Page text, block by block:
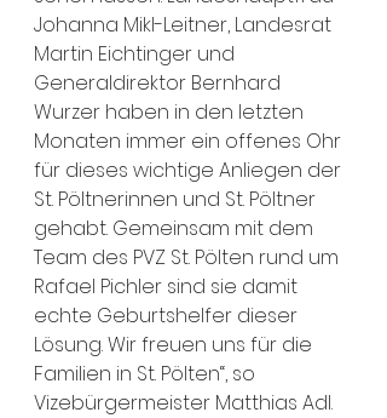
Johanna Mikl-Leitner, Landesrat
Martin Eichtinger und
Generaldirektor Bernhard
Wurzer haben in den letzten
Monaten immer ein offenes Ohr
für dieses wichtige Anliegen der
St. Pöltnerinnen und St. Pöltner
gehabt. Gemeinsam mit dem
Team des PVZ St. Pölten rund um
Rafael Pichler sind sie damit
echte Geburtshelfer dieser
Lösung. Wir freuen uns für die
Familien in St. Pölten“, so
Vizebürgermeister Matthias Adl.